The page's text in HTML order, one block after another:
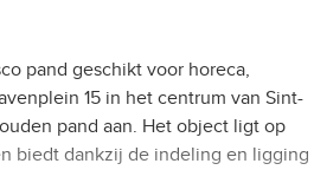
pand geschikt voor horeca,
15 in het centrum van Sint-
pand aan. Het object ligt op
biedt dankzij de indeling en ligging